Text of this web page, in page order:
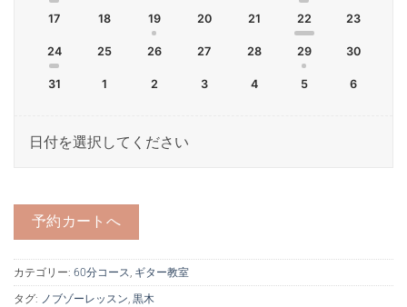
17 18 19 20 21 22 23
24 25 26 27 28 29 30
31 1 2 3 4 5 6
日付を選択してください
予約カートへ
カテゴリー: 60分コース, ギター教室
タグ: ノブゾーレッスン, 黒木